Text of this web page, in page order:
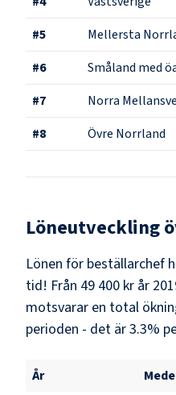
#5 Mellersta
#6 Småland med
#7 Norra
#8 Övre Norrland
Löneutveckling
Lönen för beställarchef
tid! Från 49 400 kr år
motsvarar en total
perioden - det är 3.3%
År